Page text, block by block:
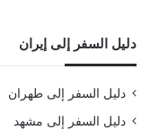
دليل السفر إلى إيران
دليل السفر إلى طهران
دليل السفر إلى مشهد